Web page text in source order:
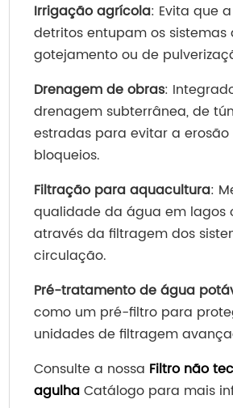
Irrigação agrícola: Evita que
detritos entupam os sistemas
gotejamento ou de
Drenagem de obras:
drenagem subterrânea, de
estradas para evitar a erosão
bloqueios.
Filtração para aquacultura:
qualidade da água em lagos
através da filtragem dos
circulação.
Pré-tratamento de água
como um pré-filtro para
unidades de filtragem
Consulte a nossa Filtro não
agulhaCatálogo para mais